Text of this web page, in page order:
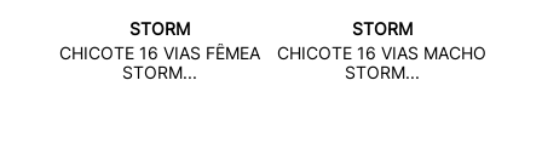
STORM
CHICOTE 16 VIAS FÊMEA
STORM...
STORM
CHICOTE 16 VIAS MACHO
STORM...